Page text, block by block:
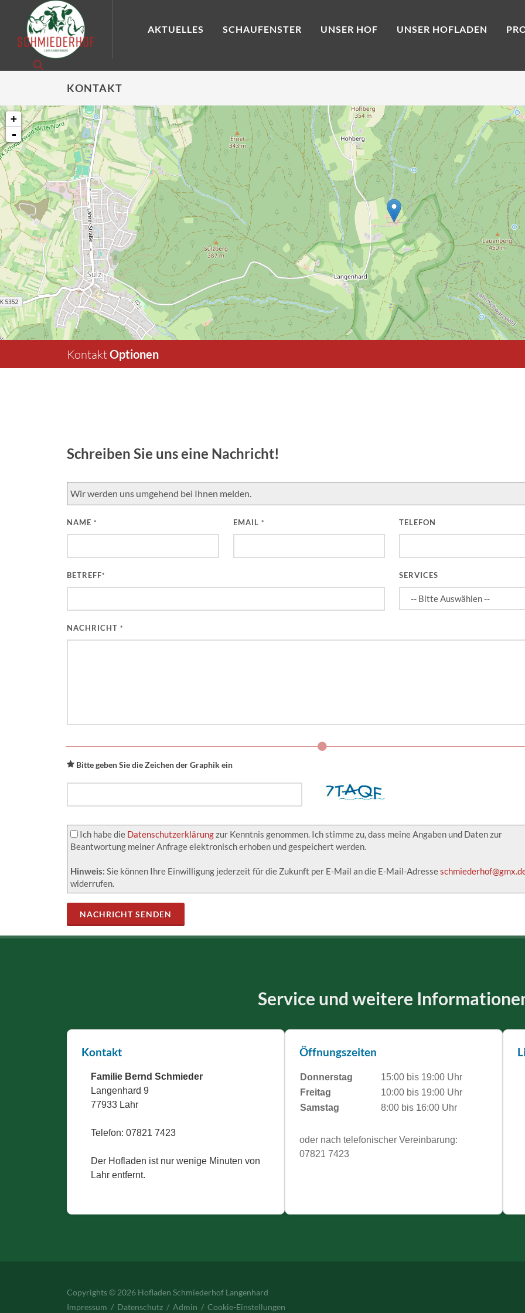
AKTUELLES SCHAUFENSTER UNSER HOF UNSER HOFLADEN
KONTAKT
+
-
KontaktOptionen
Schreiben Sie uns eine Nachricht!
Wir werden uns umgehend bei Ihnen melden.
NAME * EMAIL * TELEFON
BETREFF* SERVICES
NACHRICHT *
Bitte geben Sie die Zeichen der Graphik ein
Ich habe die Datenschutzerklärungzur Kenntnis genommen. Ich stimme zu, dass meine Angaben und Daten zur
Beantwortung meiner Anfrage elektronisch erhoben und gespeichert werden.
Hinweis: Sie können Ihre Einwilligung jederzeit für die Zukunft per E-Mail an die E-Mail-Adresse
widerrufen.
NACHRICHT SENDEN
Service und weitere
Kontakt
Familie Bernd Schmieder
Langenhard 9
77933 Lahr
Telefon: 07821 7423
Der Hofladen ist nur wenige Minuten von
Lahr entfernt.
Öffnungszeiten
Donnerstag
15:00 bis 19:00 Uhr
Freitag
10:00 bis 19:00 Uhr
Samstag
8:00 bis 16:00 Uhr
oder nach telefonischer Vereinbarung:
07821 7423
Copyrights © 2026 Hofladen Schmiederhof Langenhard
Impressum / Datenschutz / Admin / Cookie-Einstellungen